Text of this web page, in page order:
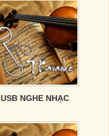
USB NGHE NHẠC